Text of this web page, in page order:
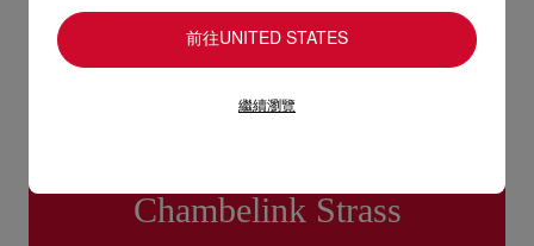
Chambelink Strass
前往UNITED STATES
繼續瀏覽